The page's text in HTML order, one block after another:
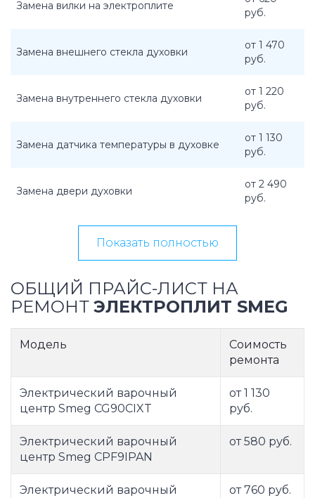
Замена вилки на электроплите
руб.
Замена внешнего стекла духовки
от 1 470
руб.
Замена внутреннего стекла духовки
от 1 220
руб.
Замена датчика температуры в духовке
от 1 130
руб.
Замена двери духовки
от 2 490
руб.
Показать полностью
ОБЩИЙ ПРАЙС-ЛИСТ НА
РЕМОНТ ЭЛЕКТРОПЛИТ SMEG
Модель
Соимость
ремонта
Электрический варочный
центр Smeg CG90CIXT
от 1 130
руб.
Электрический варочный
центр Smeg CPF9IPAN
от 580 руб.
Электрический варочный
от 760 руб.